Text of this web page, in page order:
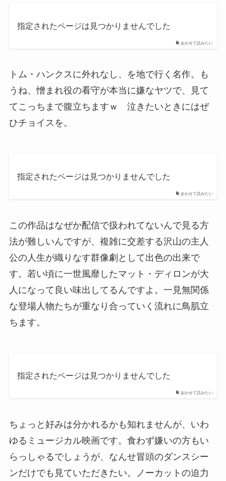
あわせて読みたい
指定されたページは見つかりませんでした
トム・ハンクスに外れなし、を地で行く名作。も
うね、憎まれ役の看守が本当に嫌なヤツで、見て
てこっちまで腹立ちますｗ 泣きたいときにはぜ
ひチョイスを。
あわせて読みたい
指定されたページは見つかりませんでした
この作品はなぜか配信で扱われてないんで見る方
法が難しいんですが、複雑に交差する沢山の主人
公の人生が織りなす群像劇として出色の出来で
す。若い頃に一世風靡したマット・ディロンが大
人になって良い味出してるんですよ。一見無関係
な登場人物たちが重なり合っていく流れに鳥肌立
ちます。
あわせて読みたい
指定されたページは見つかりませんでした
ちょっと好みは分かれるかも知れませんが、いわ
ゆるミュージカル映画です。食わず嫌いの方もい
らっしゃるでしょうが、なんせ冒頭のダンスシー
ンだけでも見ていただきたい。ノーカットの迫力